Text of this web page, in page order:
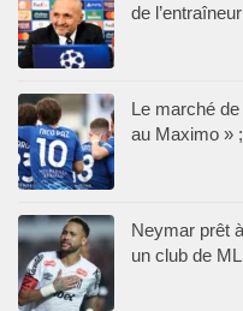
de l’entraîneur
Le marché
au Maximo » ;
Neymar prêt
un club de